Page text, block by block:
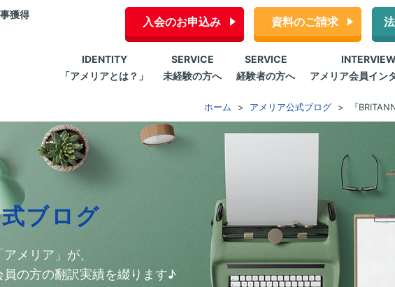
獲得
入会のお申込み 資料のご請求
IDENTITY
「アメリアとは？」
SERVICE
未経験の方へ
SERVICE
経験者の方へ
INTERVIEW
アメリア会員イン
ホーム アメリア公式ブログ 『
ブログ
メリア」が、
員の方の翻訳実績を綴ります♪